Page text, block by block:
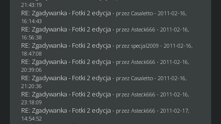
21:43:19
RE: Zgadywanka - Fotki 2 edycja - przez Casaletto- 2011-02-16,
16:14:43
RE: Zgadywanka - Fotki 2 edycja - przez Asteck666 - 2011-02-16,
16:56:38
RE: Zgadywanka - Fotki 2 edycja - przez specjal2009 - 2011-02-16,
18:47:08
RE: Zgadywanka - Fotki 2 edycja - przez Asteck666 - 2011-02-16,
20:39:06
RE: Zgadywanka - Fotki 2 edycja - przez Casaletto- 2011-02-16,
21:20:36
RE: Zgadywanka - Fotki 2 edycja - przez Asteck666 - 2011-02-16,
23:18:09
RE: Zgadywanka - Fotki 2 edycja - przez Asteck666 - 2011-02-17,
14:54:52